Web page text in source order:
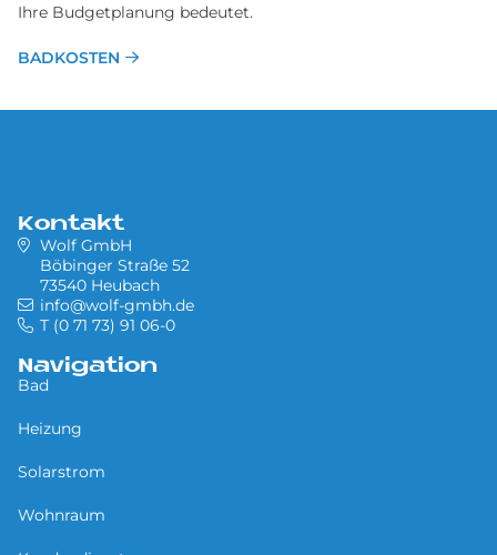
Ihre Budgetplanung bedeutet.
BADKOSTEN
Kontakt
Wolf GmbH
Böbinger Straße 52
73540 Heubach
info@wolf-gmbh.de
T (0 71 73) 91 06-0
Navigation
Bad
Heizung
Solarstrom
Wohnraum